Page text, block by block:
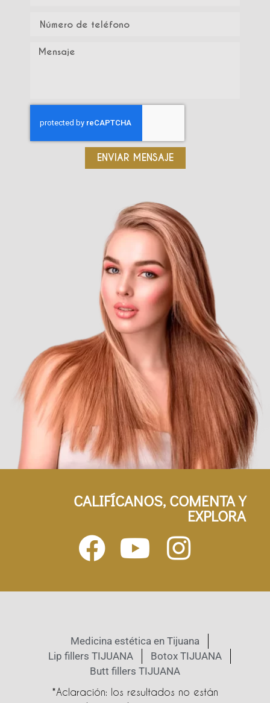
ENVIAR MENSAJE
CALIFÍCANOS, COMENTA Y
EXPLORA
Medicina estética en Tijuana
Lip fillers TIJUANA
Botox TIJUANA
Butt fillers TIJUANA
*Aclaración: los resultados no están